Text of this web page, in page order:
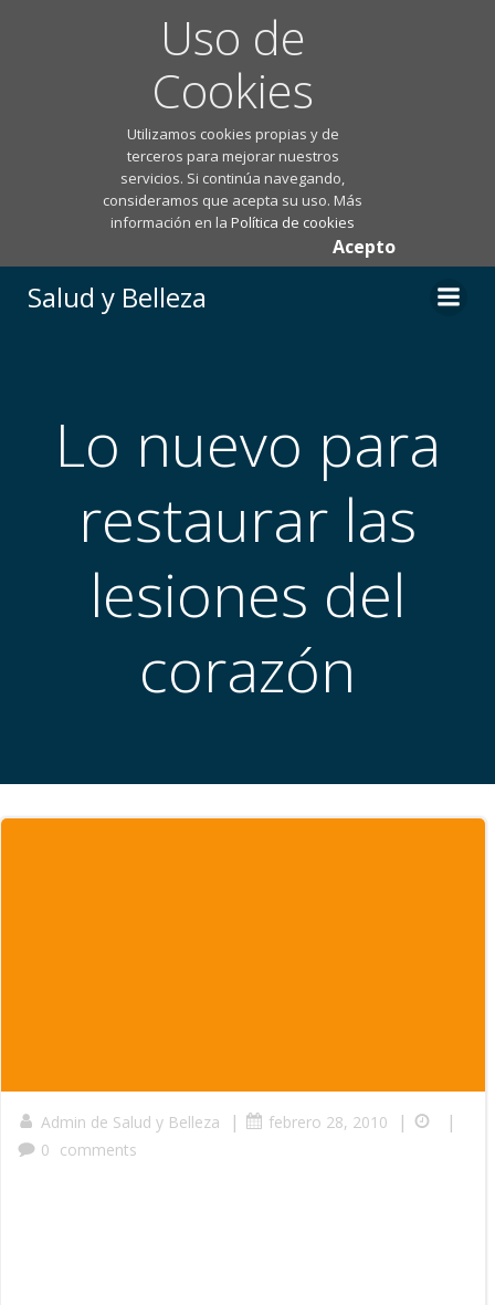
Uso de
Cookies
Utilizamos cookies propias y de
terceros para mejorar nuestros
servicios. Si continúa navegando,
consideramos que acepta su uso. Más
información en laPolítica de cookies
Acepto
Salud y Belleza
Lo nuevo para
restaurar las
lesiones del
corazón
Admin de Salud y Belleza | febrero 28, 2010 | |
0 comments